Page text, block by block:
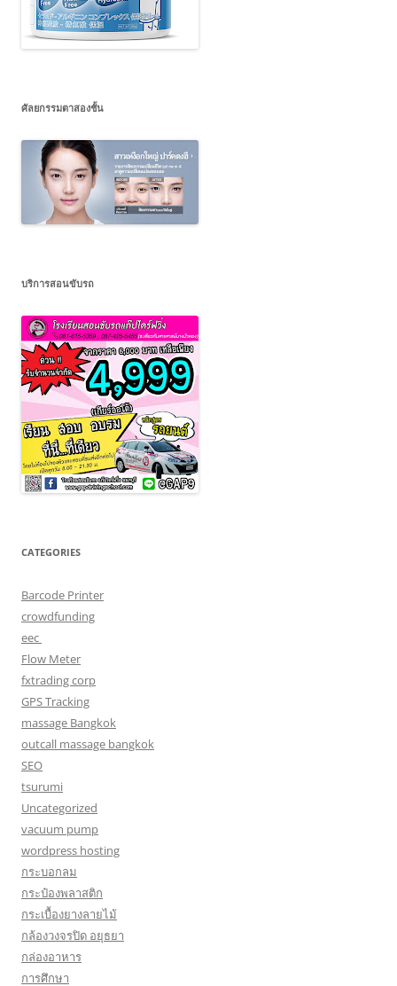
ศัลยกรรมตาสองชั้น
บริการสอนขับรถ
CATEGORIES
Barcode Printer
crowdfunding
eec
Flow Meter
fxtrading corp
GPS Tracking
massage Bangkok
outcall massage bangkok
SEO
tsurumi
Uncategorized
vacuum pump
wordpress hosting
กระบอกลม
กระป๋องพลาสติก
กระเบื้องยางลายไม้
กล้องวงจรปิด อยุธยา
กล่องอาหาร
การศึกษา